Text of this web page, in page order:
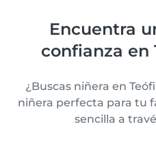
Encuentra
confianza en
¿Buscas niñera en
niñera perfecta para tu
sencilla a